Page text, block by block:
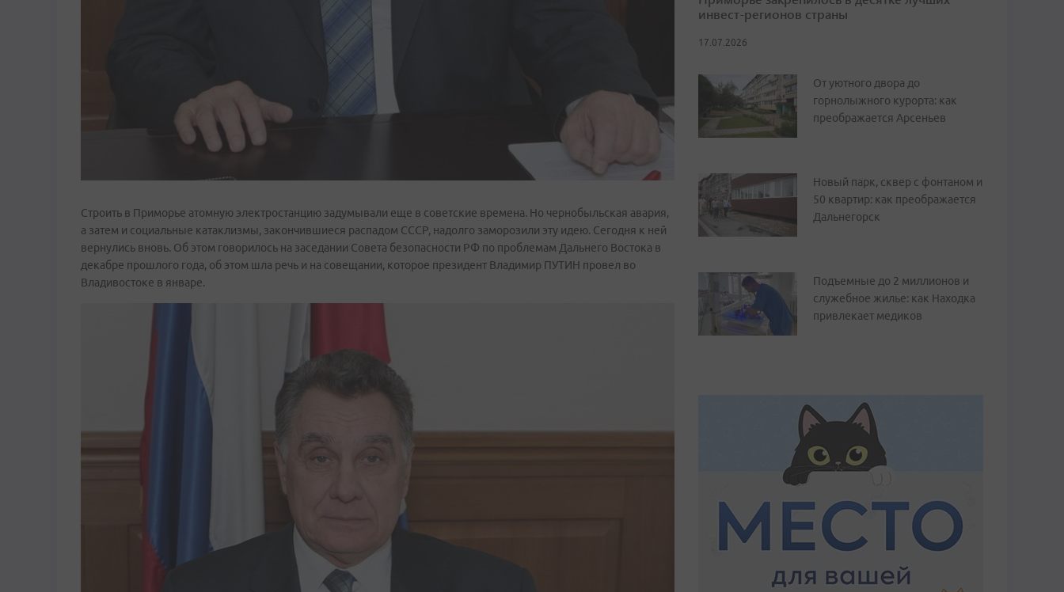
Строить в Приморье атомную электростанцию задумывали еще в советские времена. Но чернобыльская авария,
а затем и социальные катаклизмы, закончившиеся распадом СССР, надолго заморозили эту идею. Сегодня к ней
вернулись вновь. Об этом говорилось на заседании Совета безопасности РФ по проблемам Дальнего Востока в
декабре прошлого года, об этом шла речь и на совещании, которое президент Владимир ПУТИН провел во
Владивостоке в январе.
инвест-регионов страны
17.07.2026
От уютного двора до
горнолыжного курорта: как
преображается Арсеньев
Новый парк, сквер с фонтаном и
50 квартир: как преображается
Дальнегорск
Подъемные до 2 миллионов и
служебное жилье: как Находка
привлекает медиков